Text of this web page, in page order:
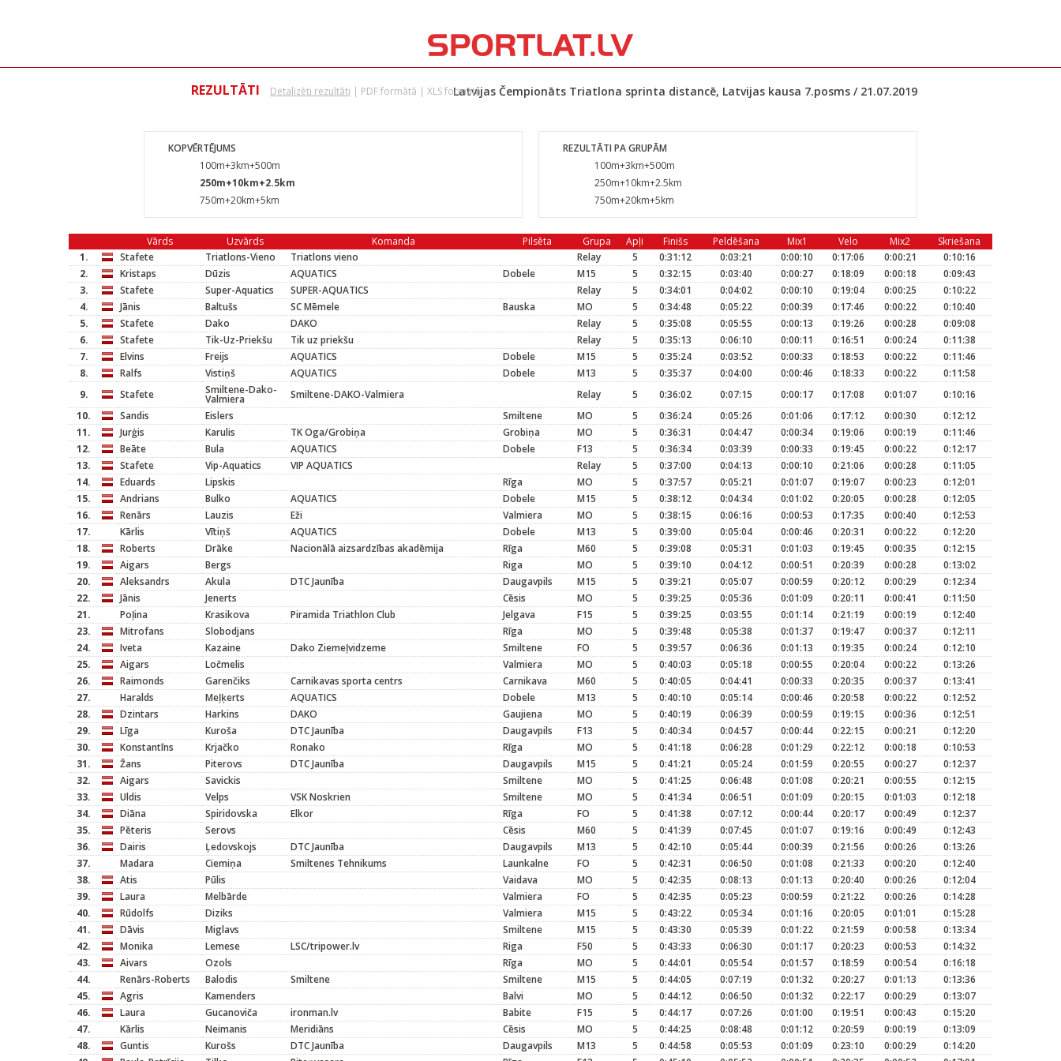
REZULTĀTI Detalizēti rezultāti | PDF formātā | XLS formātāLatvijas Čempionāts Triatlona sprinta distancē, Latvijas kausa 7.posms / 21.07.2019
KOPVĒRTĒJUMS
100m+3km+500m
250m+10km+2.5km
750m+20km+5km
REZULTĀTI PA GRUPĀM
100m+3km+500m
250m+10km+2.5km
750m+20km+5km
Vārds Uzvārds Komanda Pilsēta Grupa Apļi Finišs Peldēšana Mix1 Velo Mix2
Skriešana
1.
Stafete Triatlons-Vieno Triatlons vieno Relay 5 0:31:12 0:03:21 0:00:10 0:17:06 0:00:21
0:10:16
2.
Kristaps Dūzis AQUATICS Dobele M15 5 0:32:15 0:03:40 0:00:27 0:18:09 0:00:18
0:09:43
3.
Stafete Super-Aquatics SUPER-AQUATICS Relay 5 0:34:01 0:04:02 0:00:10 0:19:04 0:00:25
0:10:22
4.
Jānis Baltušs SC Mēmele Bauska MO 5 0:34:48 0:05:22 0:00:39 0:17:46 0:00:22
0:10:40
5.
Stafete Dako DAKO Relay 5 0:35:08 0:05:55 0:00:13 0:19:26 0:00:28
0:09:08
6.
Stafete Tik-Uz-Priekšu Tik uz priekšu Relay 5 0:35:13 0:06:10 0:00:11 0:16:51 0:00:24
0:11:38
7.
Elvins Freijs AQUATICS Dobele M15 5 0:35:24 0:03:52 0:00:33 0:18:53 0:00:22
0:11:46
8.
Ralfs Vistiņš AQUATICS Dobele M13 5 0:35:37 0:04:00 0:00:46 0:18:33 0:00:22
0:11:58
9.
Stafete Smiltene-Dako-
Valmiera Smiltene-DAKO-Valmiera Relay 5 0:36:02 0:07:15 0:00:17 0:17:08 0:01:07
0:10:16
10.
Sandis Eislers Smiltene MO 5 0:36:24 0:05:26 0:01:06 0:17:12 0:00:30
0:12:12
11.
Jurģis Karulis TK Oga/Grobiņa Grobiņa MO 5 0:36:31 0:04:47 0:00:34 0:19:06 0:00:19
0:11:46
12.
Beāte Bula AQUATICS Dobele F13 5 0:36:34 0:03:39 0:00:33 0:19:45 0:00:22
0:12:17
13.
Stafete Vip-Aquatics VIP AQUATICS Relay 5 0:37:00 0:04:13 0:00:10 0:21:06 0:00:28
0:11:05
14.
Eduards Lipskis Rīga MO 5 0:37:57 0:05:21 0:01:07 0:19:07 0:00:23
0:12:01
15.
Andrians Bulko AQUATICS Dobele M15 5 0:38:12 0:04:34 0:01:02 0:20:05 0:00:28
0:12:05
16.
Renārs Lauzis Eži Valmiera MO 5 0:38:15 0:06:16 0:00:53 0:17:35 0:00:40
0:12:53
17.
Kārlis Vītiņš AQUATICS Dobele M13 5 0:39:00 0:05:04 0:00:46 0:20:31 0:00:22
0:12:20
18.
Roberts Drāke Nacionālā aizsardzības akadēmija Rīga M60 5 0:39:08 0:05:31 0:01:03 0:19:45 0:00:35
0:12:15
19.
Aigars Bergs Riga MO 5 0:39:10 0:04:12 0:00:51 0:20:39 0:00:28
0:13:02
20.
Aleksandrs Akula DTC Jaunība Daugavpils M15 5 0:39:21 0:05:07 0:00:59 0:20:12 0:00:29
0:12:34
22.
Jānis Jenerts Cēsis MO 5 0:39:25 0:05:36 0:01:09 0:20:11 0:00:41
0:11:50
21.
Poļina Krasikova Piramida Triathlon Club Jelgava F15 5 0:39:25 0:03:55 0:01:14 0:21:19 0:00:19
0:12:40
23.
Mitrofans Slobodjans Rīga MO 5 0:39:48 0:05:38 0:01:37 0:19:47 0:00:37
0:12:11
24.
Iveta Kazaine Dako Ziemeļvidzeme Smiltene FO 5 0:39:57 0:06:36 0:01:13 0:19:35 0:00:24
0:12:10
25.
Aigars Ločmelis Valmiera MO 5 0:40:03 0:05:18 0:00:55 0:20:04 0:00:22
0:13:26
26.
Raimonds Garenčiks Carnikavas sporta centrs Carnikava M60 5 0:40:05 0:04:41 0:00:33 0:20:35 0:00:37
0:13:41
27.
Haralds Meļķerts AQUATICS Dobele M13 5 0:40:10 0:05:14 0:00:46 0:20:58 0:00:22
0:12:52
28.
Dzintars Harkins DAKO Gaujiena MO 5 0:40:19 0:06:39 0:00:59 0:19:15 0:00:36
0:12:51
29.
Līga Kuroša DTC Jaunība Daugavpils F13 5 0:40:34 0:04:57 0:00:44 0:22:15 0:00:21
0:12:20
30.
Konstantīns Krjačko Ronako Rīga MO 5 0:41:18 0:06:28 0:01:29 0:22:12 0:00:18
0:10:53
31.
Žans Piterovs DTC Jaunība Daugavpils M15 5 0:41:21 0:05:24 0:01:59 0:20:55 0:00:27
0:12:37
32.
Aigars Savickis Smiltene MO 5 0:41:25 0:06:48 0:01:08 0:20:21 0:00:55
0:12:15
33.
Uldis Velps VSK Noskrien Smiltene MO 5 0:41:34 0:06:51 0:01:09 0:20:15 0:01:03
0:12:18
34.
Diāna Spiridovska Elkor Rīga FO 5 0:41:38 0:07:12 0:00:44 0:20:17 0:00:49
0:12:37
35.
Pēteris Serovs Cēsis M60 5 0:41:39 0:07:45 0:01:07 0:19:16 0:00:49
0:12:43
36.
Dairis Ļedovskojs DTC Jaunība Daugavpils M13 5 0:42:10 0:05:44 0:00:39 0:21:56 0:00:26
0:13:26
37.
Madara Ciemiņa Smiltenes Tehnikums Launkalne FO 5 0:42:31 0:06:50 0:01:08 0:21:33 0:00:20
0:12:40
38.
Atis Pūlis Vaidava MO 5 0:42:35 0:08:13 0:01:13 0:20:40 0:00:26
0:12:04
39.
Laura Melbārde Valmiera FO 5 0:42:35 0:05:23 0:00:59 0:21:22 0:00:26
0:14:28
40.
Rūdolfs Diziks Valmiera M15 5 0:43:22 0:05:34 0:01:16 0:20:05 0:01:01
0:15:28
41.
Dāvis Miglavs Smiltene M15 5 0:43:30 0:05:39 0:01:22 0:21:59 0:00:58
0:13:34
42.
Monika Lemese LSC/tripower.lv Riga F50 5 0:43:33 0:06:30 0:01:17 0:20:23 0:00:53
0:14:32
43.
Aivars Ozols Rīga MO 5 0:44:01 0:05:54 0:01:57 0:18:59 0:00:54
0:16:18
44.
Renārs-Roberts Balodis Smiltene Smiltene M15 5 0:44:05 0:07:19 0:01:32 0:20:27 0:01:13
0:13:36
45.
Agris Kamenders Balvi MO 5 0:44:12 0:06:50 0:01:32 0:22:17 0:00:29
0:13:07
46.
Laura Gucanoviča ironman.lv Babite F15 5 0:44:17 0:07:26 0:01:00 0:19:51 0:00:43
0:15:20
47.
Kārlis Neimanis Meridiāns Cēsis MO 5 0:44:25 0:08:48 0:01:12 0:20:59 0:00:19
0:13:09
48.
Guntis Kurošs DTC Jaunība Daugavpils M13 5 0:44:58 0:05:53 0:01:09 0:23:10 0:00:29
0:14:20